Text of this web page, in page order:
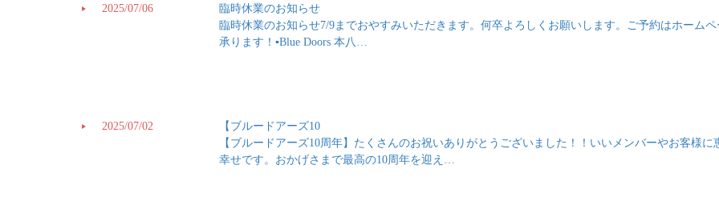
2025/07/06
臨時休業のお知らせ
臨時休業のお知らせ7/9までおやすみいただきます。何卒よろしくお願いします。ご予約はホーム
承ります！▪️Blue Doors 本八…
2025/07/02
【ブルードアーズ10
【ブルードアーズ10周年】たくさんのお祝いありがとうございました！！いいメンバーやお客様に
幸せです。おかげさまで最高の10周年を迎え…